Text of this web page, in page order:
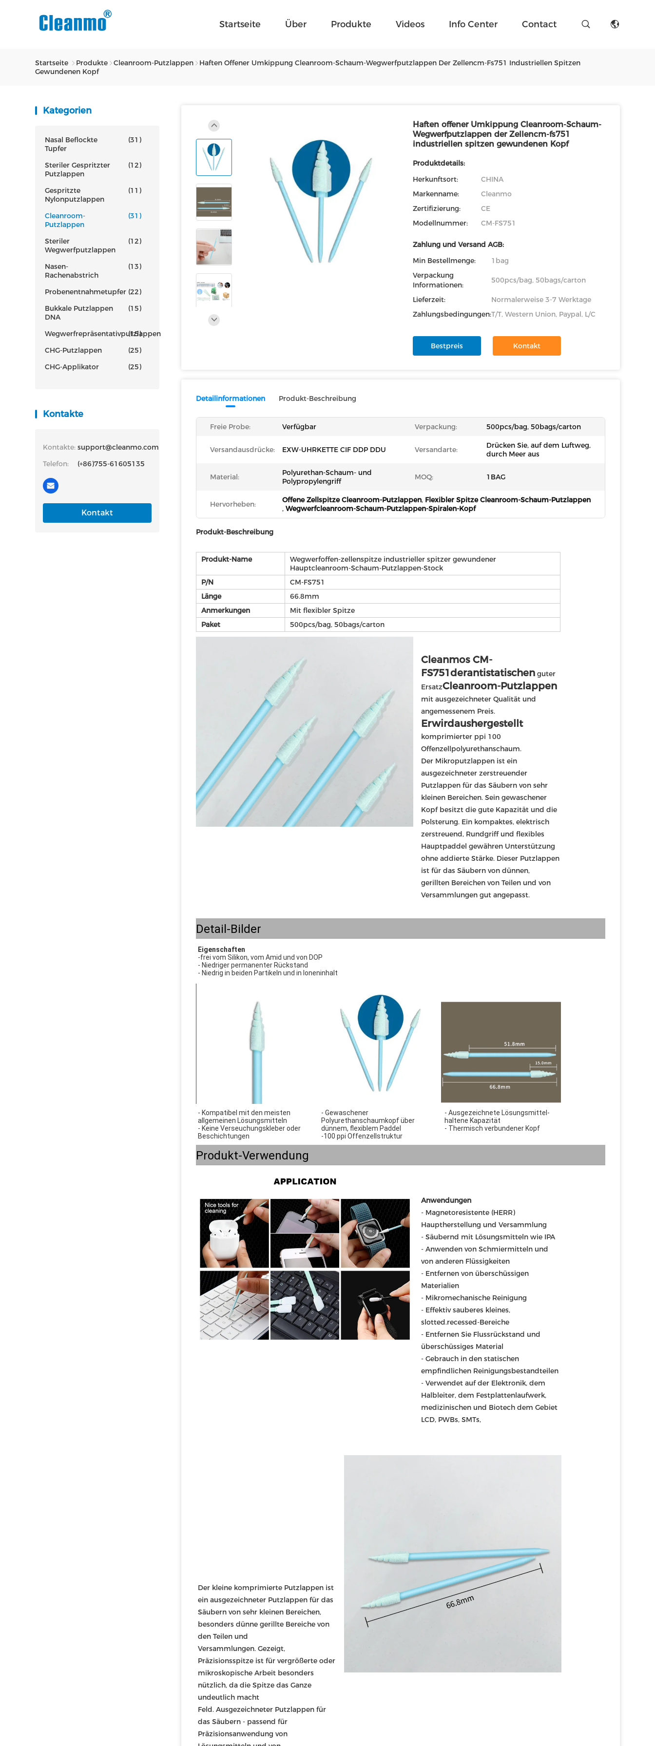
Startseite Über Produkte Videos Info Center Contact
Startseite Produkte Cleanroom-Putzlappen
Haften Offener Umkippung Cleanroom-Schaum-Wegwerfputzlappen Der Zellencm-Fs751 Industriellen Spitzen
Gewundenen Kopf
Kategorien
Nasal Beflockte
Tupfer
(31)
Steriler Gespritzter
Putzlappen
(12)
Gespritzte
Nylonputzlappen
(11)
Cleanroom-
Putzlappen
(31)
Steriler
Wegwerfputzlappen
(12)
Nasen-
Rachenabstrich
(13)
Probenentnahmetupfer (22)
Bukkale Putzlappen
DNA
(15)
Wegwerfrepräsentativputzlappen
(15)
CHG-Putzlappen
(25)
CHG-Applikator
(25)
Kontakte
Kontakte: support@cleanmo.com
Telefon:
(+86)755-61605135
Kontakt
Haften offener Umkippung Cleanroom-Schaum-
Wegwerfputzlappen der Zellencm-fs751
industriellen spitzen gewundenen Kopf
Produktdetails:
Herkunftsort:
CHINA
Markenname:
Cleanmo
Zertifizierung:
CE
Modellnummer:
CM-FS751
Zahlung und Versand AGB:
Min Bestellmenge:
1bag
Verpackung
Informationen:
500pcs/bag, 50bags/carton
Lieferzeit:
Normalerweise 3-7 Werktage
Zahlungsbedingungen:T/T, Western Union, Paypal, L/C
Bestpreis Kontakt
Detailinformationen Produkt-Beschreibung
Freie Probe: Verfügbar Verpackung: 500pcs/bag, 50bags/carton
Versandausdrücke: EXW-UHRKETTE CIF DDP DDU Versandarte:
Drücken Sie, auf dem Luftweg,
durch Meer aus
Material:
Polyurethan-Schaum- und
Polypropylengriff
MOQ: 1BAG
Hervorheben: Offene Zellspitze Cleanroom-Putzlappen, Flexibler Spitze Cleanroom-Schaum-Putzlappen
, Wegwerfcleanroom-Schaum-Putzlappen-Spiralen-Kopf
Produkt-Beschreibung
Produkt-Name
Wegwerfoffen-zellenspitze industrieller spitzer gewundener
Hauptcleanroom-Schaum-Putzlappen-Stock
P/N
CM-FS751
Länge
66.8mm
Anmerkungen
Mit flexibler Spitze
Paket
500pcs/bag, 50bags/carton
Cleanmos CM-
FS751derantistatischen guter
ErsatzCleanroom-Putzlappen
mit ausgezeichneter Qualität und
Erwirdaushergestellt
komprimierter ppi 100
Offenzellpolyurethanschaum.
Der Mikroputzlappen ist ein
ausgezeichneter zerstreuender
Putzlappen für das Säubern von sehr
kleinen Bereichen. Sein gewaschener
Kopf besitzt die gute Kapazität und die
Polsterung. Ein kompaktes, elektrisch
zerstreuend, Rundgriff und flexibles
Hauptpaddel gewähren Unterstützung
ohne addierte Stärke. Dieser Putzlappen
ist für das Säubern von dünnen,
gerillten Bereichen von Teilen und von
Versammlungen gut angepasst.
Detail-Bilder
Eigenschaften
-frei vom Silikon, vom Amid und von DOP
- Niedriger permanenter Rückstand
- Niedrig in beiden Partikeln und in Ioneninhalt
- Kompatibel mit den meisten
allgemeinen Lösungsmitteln
- Keine Verseuchungskleber oder
Beschichtungen
- Gewaschener
Polyurethanschaumkopf über
dünnem, flexiblem Paddel
-100 ppi Offenzellstruktur
- Ausgezeichnete Lösungsmittel-
haltene Kapazität
- Thermisch verbundener Kopf
Produkt-Verwendung
Anwendungen
- Magnetoresistente (HERR)
Hauptherstellung und Versammlung
- Säubernd mit Lösungsmitteln wie IPA
- Anwenden von Schmiermitteln und
von anderen Flüssigkeiten
- Entfernen von überschüssigen
Materialien
- Mikromechanische Reinigung
- Effektiv sauberes kleines,
slotted.recessed-Bereiche
- Entfernen Sie Flussrückstand und
überschüssiges Material
- Gebrauch in den statischen
empfindlichen Reinigungsbestandteilen
- Verwendet auf der Elektronik, dem
Halbleiter, dem Festplattenlaufwerk,
medizinischen und Biotech dem Gebiet
LCD, PWBs, SMTs,
Der kleine komprimierte Putzlappen ist
ein ausgezeichneter Putzlappen für das
Säubern von sehr kleinen Bereichen,
besonders dünne gerillte Bereiche von
den Teilen und
Versammlungen. Gezeigt,
Präzisionsspitze ist für vergrößerte oder
mikroskopische Arbeit besonders
nützlich, da die Spitze das Ganze
undeutlich macht
Feld. Ausgezeichneter Putzlappen für
das Säubern - passend für
Präzisionsanwendung von